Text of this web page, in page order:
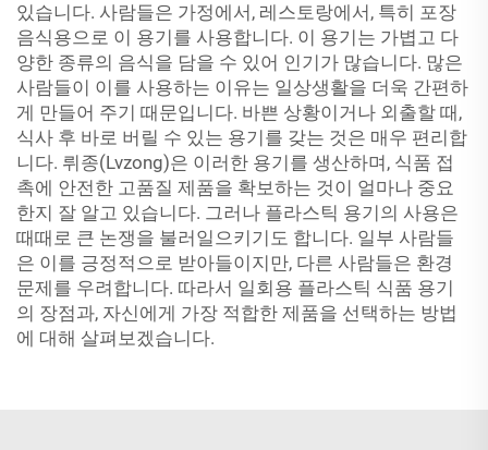
있습니다. 사람들은 가정에서, 레스토랑에서, 특히 포장
음식용으로 이 용기를 사용합니다. 이 용기는 가볍고 다
양한 종류의 음식을 담을 수 있어 인기가 많습니다. 많은
사람들이 이를 사용하는 이유는 일상생활을 더욱 간편하
게 만들어 주기 때문입니다. 바쁜 상황이거나 외출할 때,
식사 후 바로 버릴 수 있는 용기를 갖는 것은 매우 편리합
니다. 뤼종(Lvzong)은 이러한 용기를 생산하며, 식품 접
촉에 안전한 고품질 제품을 확보하는 것이 얼마나 중요
한지 잘 알고 있습니다. 그러나 플라스틱 용기의 사용은
때때로 큰 논쟁을 불러일으키기도 합니다. 일부 사람들
은 이를 긍정적으로 받아들이지만, 다른 사람들은 환경
문제를 우려합니다. 따라서 일회용 플라스틱 식품 용기
의 장점과, 자신에게 가장 적합한 제품을 선택하는 방법
에 대해 살펴보겠습니다.